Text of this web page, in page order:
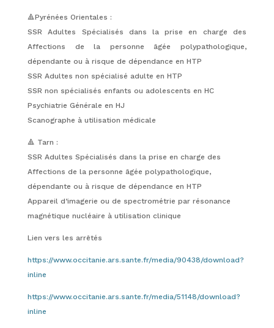
🔺Pyrénées Orientales :
SSR Adultes Spécialisés dans la prise en charge des
Affections de la personne âgée polypathologique,
dépendante ou à risque de dépendance en HTP
SSR Adultes non spécialisé adulte en HTP
SSR non spécialisés enfants ou adolescents en HC
Psychiatrie Générale en HJ
Scanographe à utilisation médicale
🔺 Tarn :
SSR Adultes Spécialisés dans la prise en charge des
Affections de la personne âgée polypathologique,
dépendante ou à risque de dépendance en HTP
Appareil d’imagerie ou de spectrométrie par résonance
magnétique nucléaire à utilisation clinique
Lien vers les arrêtés
https://www.occitanie.ars.sante.fr/media/90438/download?
inline
https://www.occitanie.ars.sante.fr/media/51148/download?
inline